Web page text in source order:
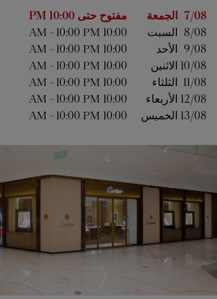
اليوم من الأسبوع الساعات 7/08 الجمعة مفتوح حتى 10:00 PM
8/08 السبت 10:00 AM
- 10:00 PM
9/08 الأحد 10:00 AM
- 10:00 PM
10/08 الاثنين 10:00 AM
- 10:00 PM
11/08 الثلثاء 10:00 AM
- 10:00 PM
12/08 الأربعاء 10:00 AM
- 10:00 PM
13/08 الخميس 10:00 AM
- 10:00 PM